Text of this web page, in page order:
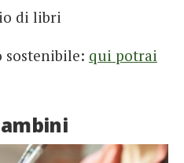
di libri
sostenibile: qui potrai